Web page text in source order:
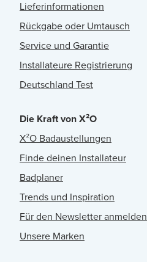
Lieferinformationen
Rückgabe oder Umtausch
Service und Garantie
Installateure Registrierung
Deutschland Test
Die Kraft von X²O
X²O Badaustellungen
Finde deinen Installateur
Badplaner
Trends und Inspiration
Für den Newsletter anmelden
Unsere Marken